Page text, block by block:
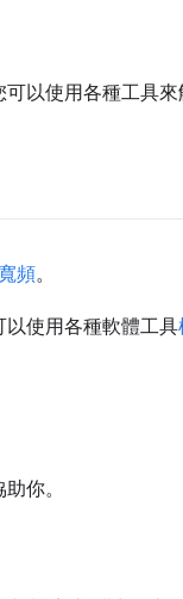
以使用各種工具來
頻。
使用各種軟體工具
你。